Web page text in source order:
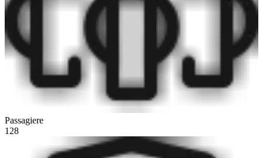
Passagiere
128